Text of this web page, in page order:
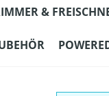
&